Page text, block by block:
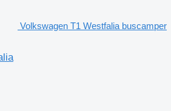
Volkswagen T1 Westfalia buscamper